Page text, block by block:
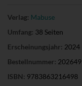
Verlag: Mabuse
Umfang: 38 Seiten
Erscheinungsjahr: 2024
Bestellnummer: 202649
ISBN: 9783863216498